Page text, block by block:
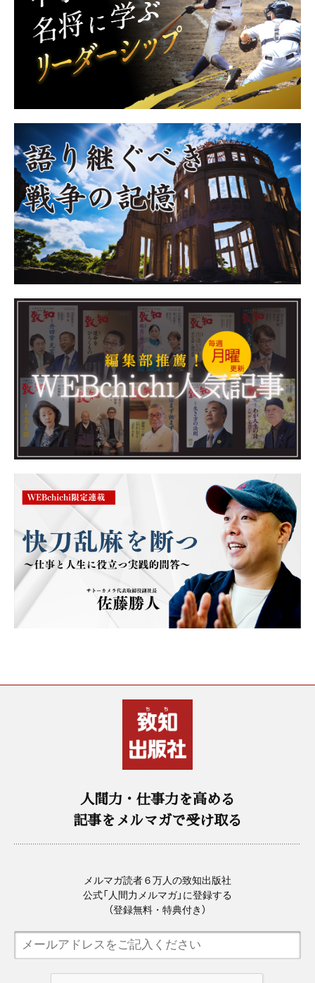
人間力・仕事力を高める
記事をメルマガで受け取る
メルマガ読者６万人の致知出版社
公式「人間力メルマガ」に登録する
（登録無料・特典付き）